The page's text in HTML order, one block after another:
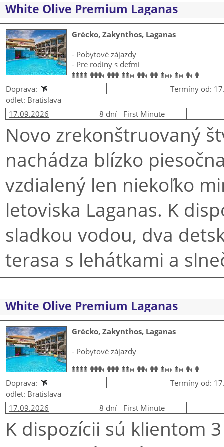
White Olive Premium Laganas
Grécko, Zakynthos, Laganas
- Pobytové zájazdy
- Pre rodiny s deťmi
Doprava:
Termíny od:
odlet: Bratislava
17.09.2026
8 dní First Minute
Novo zrekonštruovaný
nachádza blízko
vzdialený len niekoľko
letoviska Laganas. K
sladkou vodou, dva
terasa s lehátkami a
White Olive Premium Laganas
Grécko, Zakynthos, Laganas
- Pobytové zájazdy
Doprava:
Termíny od:
odlet: Bratislava
17.09.2026
8 dní First Minute
K dispozícii sú klientom